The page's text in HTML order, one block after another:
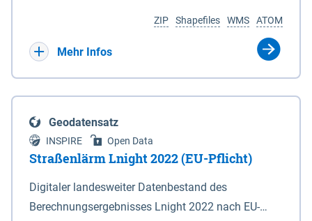
(DTK) im Maßstab 1 : 100 000 (Anlage 2), 2.
verkleinerte Amtliche Karte 1 : 5 000 (AK5) im
projizierte Koordinaten im Europäischen
Terrestrischen Referenzsystem 1989 (ETRS 89) mit
der Universalen Transversalen Mercator-Abbildung
bezogen auf die Zone 32 N (UTM 32N) dargestellt
(Anlage 4); Gleiches gilt für die geografischen
ATOM
WMS
Shapefiles
ZIP
Mehr Infos
Geodatensatz
INSPIRE Open Data
Straßenlärm Lnight 2022 (EU-Pflicht)
Digitaler landesweiter Datenbestand des
Berechnungsergebnisses Lnight 2022 nach EU-